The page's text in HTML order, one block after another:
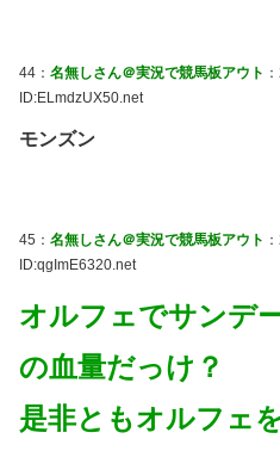
44： 名無しさん＠実況で競馬板アウト
ID:ELmdzUX50.net
モンズン
45： 名無しさん＠実況で競馬板アウト
ID:qgImE6320.net
オルフェでサンデ
の血量だっけ？
是非ともオルフェ